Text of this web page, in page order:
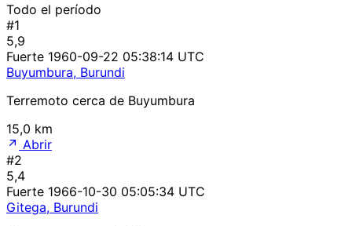
Todo el período
#1
5,9
Fuerte 1960-09-22 05:38:14 UTC
Buyumbura, Burundi
Terremoto cerca de Buyumbura
15,0 km
Abrir
#2
5,4
Fuerte 1966-10-30 05:05:34 UTC
Gitega, Burundi